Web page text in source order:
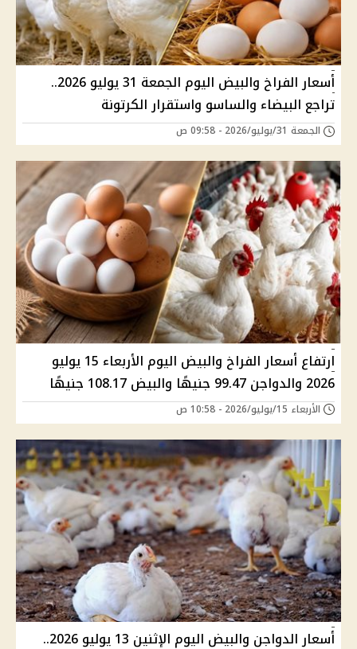
أسعار الفراخ والبيض اليوم الجمعة 31 يوليو 2026..
تراجع البيضاء والساسو واستقرار الكرتونة
الجمعة 31/يوليو/2026 - 09:58 ص
ارتفاع أسعار الفراخ والبيض اليوم الأربعاء 15 يوليو
2026 والدواجن 99.47 جنيهًا والبيض 108.17 جنيهًا
الأربعاء 15/يوليو/2026 - 10:58 ص
أسعار الدواجن والبيض اليوم الإثنين 13 يوليو 2026..